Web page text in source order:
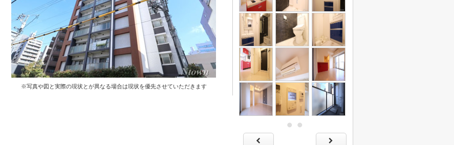
※写真や図と実際の現状とが異なる場合は現状を優先させていただきます